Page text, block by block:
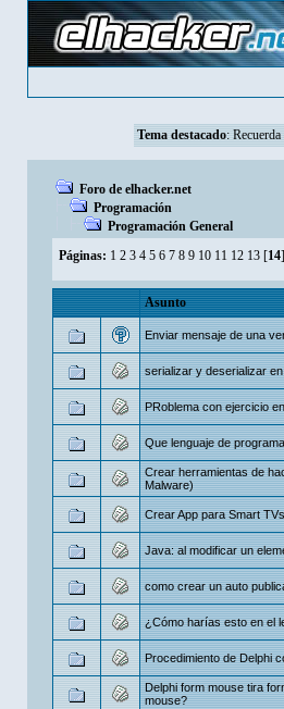
Tema destacado: Recuerda
Foro de elhacker.net
Programación
Programación General
Páginas: 1 2 3 4 5 6 7 8 9 10 11 12 13 [14]
Asunto
Enviar mensaje de una
serializar y deserializar
PRoblema con ejercicio
Que lenguaje de
Crear herramientas de
Malware)
Crear App para Smart TVs
Java: al modificar un
como crear un auto
¿Cómo harías esto en el
Procedimiento de Delphi
Delphi form mouse tira
mouse?